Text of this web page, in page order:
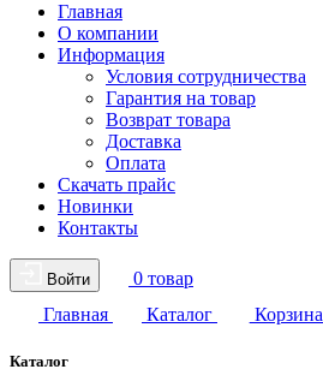
Главная
О компании
Информация
Условия сотрудничества
Гарантия на товар
Возврат товара
Доставка
Оплата
Скачать прайс
Новинки
Контакты
Войти
0 товар
Главная
Каталог Корзина
Каталог